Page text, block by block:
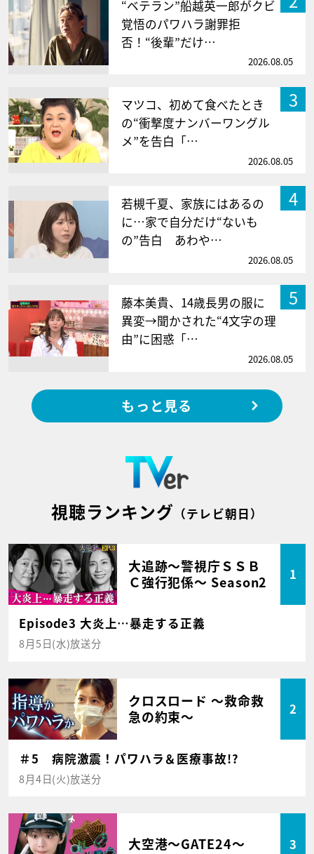
“ベテラン”船越英一郎がクビ
覚悟のパワハラ謝罪拒
否！“後輩”だけ…
2026.08.05
3
マツコ、初めて食べたとき
の“衝撃度ナンバーワングル
メ”を告白「…
2026.08.05
4
若槻千夏、家族にはあるの
に…家で自分だけ“ないも
の”告白 あわや…
2026.08.05
5
藤本美貴、14歳長男の服に
異変→聞かされた“4文字の理
由”に困惑「…
2026.08.05
もっと見る
視聴ランキング （テレビ朝日）
大追跡～警視庁ＳＳＢ
Ｃ強行犯係～ Season2
1
Episode3 大炎上…暴走する正義
8月5日(水)放送分
クロスロード ～救命救
急の約束～
2
＃5 病院激震！パワハラ＆医療事故!?
8月4日(火)放送分
大空港～GATE24～ 3